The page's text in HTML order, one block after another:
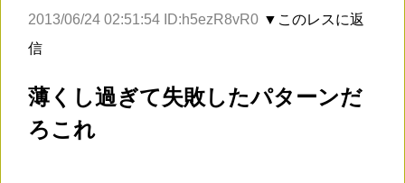
2013/06/24 02:51:54 ID:h5ezR8vR0 ▼このレスに返
信
薄くし過ぎて失敗したパターンだ
ろこれ